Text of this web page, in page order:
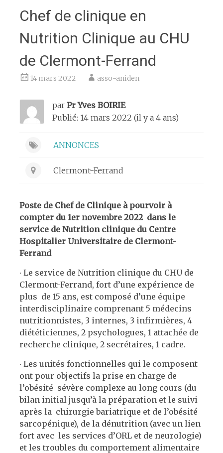
Chef de clinique en
Nutrition Clinique au CHU
de Clermont-Ferrand
14 mars 2022 asso-aniden
par Pr Yves BOIRIE
Publié: 14 mars 2022 (il y a 4 ans)
ANNONCES
Clermont-Ferrand
Poste de Chef de Clinique à pourvoir à
compter du 1er novembre 2022 dans le
service de Nutrition clinique du Centre
Hospitalier Universitaire de Clermont-
Ferrand
∙ Le service de Nutrition clinique du CHU de
Clermont-Ferrand, fort d’une expérience de
plus de 15 ans, est composé d’une équipe
interdisciplinaire comprenant 5 médecins
nutritionnistes, 3 internes, 3 infirmières, 4
diététiciennes, 2 psychologues, 1 attachée de
recherche clinique, 2 secrétaires, 1 cadre.
∙ Les unités fonctionnelles qui le composent
ont pour objectifs la prise en charge de
l’obésité sévère complexe au long cours (du
bilan initial jusqu’à la préparation et le suivi
après la chirurgie bariatrique et de l’obésité
sarcopénique), de la dénutrition (avec un lien
fort avec les services d’ORL et de neurologie)
et les troubles du comportement alimentaire